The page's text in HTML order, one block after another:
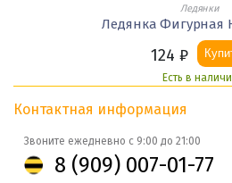
Ледянки
Ледянка Фигурная
124 ₽
Есть в
Контактная информация
Звоните ежедневно с 9:00 до 21:00
8 (909) 007-01-77